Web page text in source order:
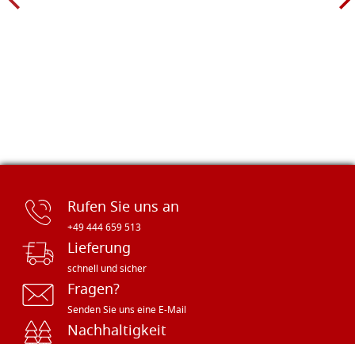
Rufen Sie uns an
+49 444 659 513
Lieferung
schnell und sicher
Fragen?
Senden Sie uns eine E-Mail
Nachhaltigkeit